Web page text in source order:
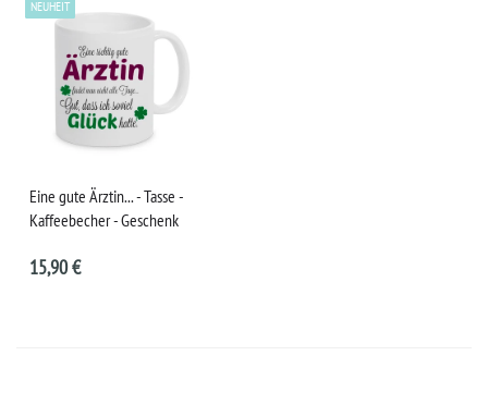
NEUHEIT
Eine gute Ärztin... - Tasse -
Kaffeebecher - Geschenk
15,90 €